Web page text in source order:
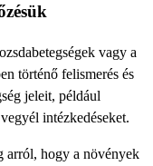
vagy a
történő felismerés és
jeleit, például
intézkedéseket.
arról, hogy a növények